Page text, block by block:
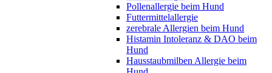
Pollenallergie beim Hund
Futtermittelallergie
zerebrale Allergien beim Hund
Histamin Intoleranz & DAO beim
Hund
Hausstaubmilben Allergie beim